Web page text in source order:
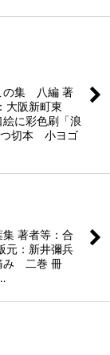
の集 八編 著
大阪新町東
に彩色刷「浪
切本 小ヨゴ
著者等：合
元：新井彌兵
み 二巻 冊